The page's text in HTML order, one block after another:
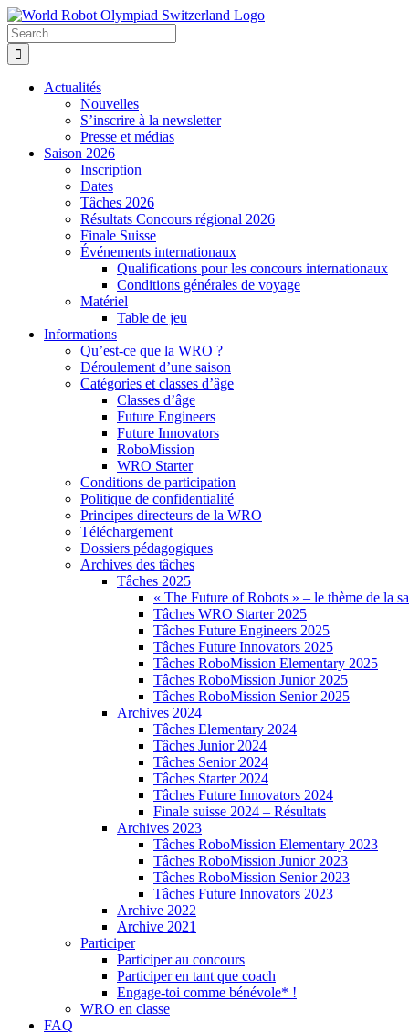
Skip
to
content
Search
for:
Actualités
Nouvelles
S’inscrire à la newsletter
Presse et médias
Saison 2026
Inscription
Dates
Tâches 2026
Résultats Concours régional 2026
Finale Suisse
Événements internationaux
Qualifications pour les concours internationaux
Conditions générales de voyage
Matériel
Table de jeu
Informations
Qu’est-ce que la WRO ?
Déroulement d’une saison
Catégories et classes d’âge
Classes d’âge
Future Engineers
Future Innovators
RoboMission
WRO Starter
Conditions de participation
Politique de confidentialité
Principes directeurs de la WRO
Téléchargement
Dossiers pédagogiques
Archives des tâches
Tâches 2025
« The Future of Robots » – le thème de la
Tâches WRO Starter 2025
Tâches Future Engineers 2025
Tâches Future Innovators 2025
Tâches RoboMission Elementary 2025
Tâches RoboMission Junior 2025
Tâches RoboMission Senior 2025
Archives 2024
Tâches Elementary 2024
Tâches Junior 2024
Tâches Senior 2024
Tâches Starter 2024
Tâches Future Innovators 2024
Finale suisse 2024 – Résultats
Archives 2023
Tâches RoboMission Elementary 2023
Tâches RoboMission Junior 2023
Tâches RoboMission Senior 2023
Tâches Future Innovators 2023
Archive 2022
Archive 2021
Participer
Participer au concours
Participer en tant que coach
Engage-toi comme bénévole* !
WRO en classe
FAQ